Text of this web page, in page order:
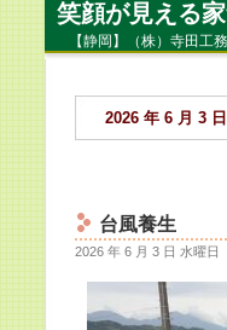
笑顔が見える
【静岡】（株）寺田工
2026 年 6 月 3
台風養生
2026 年 6 月 3 日 水曜日